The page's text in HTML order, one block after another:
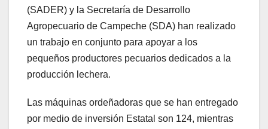
(SADER) y la Secretaría de Desarrollo
Agropecuario de Campeche (SDA) han realizado
un trabajo en conjunto para apoyar a los
pequeños productores pecuarios dedicados a la
producción lechera.
Las máquinas ordeñadoras que se han entregado
por medio de inversión Estatal son 124, mientras